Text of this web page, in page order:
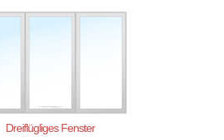
Dreiflügliges Fenster